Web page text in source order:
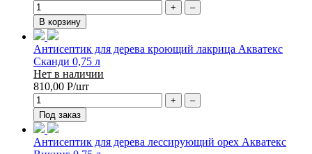
+
–
В корзину
Антисептик для дерева кроющий лакрица Акватекс
Сканди 0,75 л
Нет в наличии
810,00 Р/шт
+
–
Под заказ
Антисептик для дерева лессирующий орех Акватекс